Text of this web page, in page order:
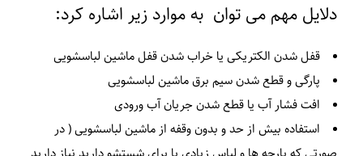
دلایل مهم می توان به موارد زیر اشاره کرد:
قفل شدن الکتریکی یا خراب شدن قفل ماشین لباسشویی
پارگی و قطع شدن سیم برق ماشین لباسشویی
افت فشار آب یا قطع شدن جریان آب ورودی
استفاده بیش از حد و بدون وقفه از ماشین لباسشویی ( در